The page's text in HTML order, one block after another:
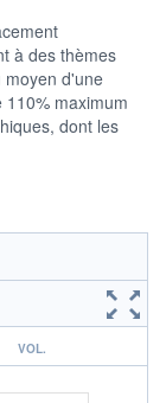
à des thèmes
moyen d'une
maximum
dont les
VOL.